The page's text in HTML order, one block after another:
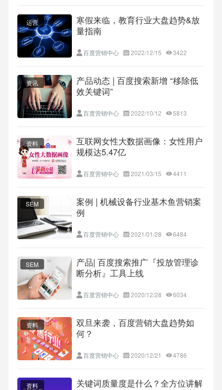
运营
寒假来临，教育行业大盘趋势&放
量指南
百度营销中心 2022/12/15 3422
资讯
产品动态 | 百度搜索新增 “移除低
效关键词”
百度营销中心 2022/10/12 5813
资料
互联网女性大数据画像：女性用户
规模达5.47亿
百度营销中心 2021/03/15 4411
SEM
案例 | 机械设备行业基木鱼营销案
例
百度营销中心 2021/01/28 6484
SEM
产品| 百度搜索推广​『投放管理诊
断分析』工具上线
百度营销中心 2020/12/28 6034
资料
双旦来袭，百度营销大盘趋势如
何？
百度营销中心 2020/12/21 4786
资料 关键词质量度是什么？全方位讲解